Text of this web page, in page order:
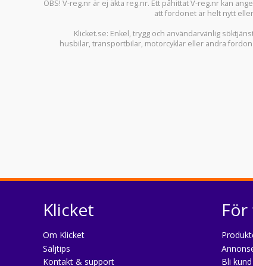
OBS! V-reg.nr är ej äkta reg.nr. Ett påhittat V-reg.nr kan
att fordonet är helt nytt
Klicket.se: Enkel, trygg och användarvänlig
husbilar,transportbilar, motorcyklar eller andra
Klicket
Om Klicket
Säljtips
Kontakt & support
Bli